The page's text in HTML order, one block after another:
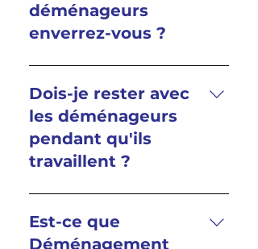
déménageurs
enverrez-vous ?
En fonction de la taille de
votre déménagement, votre
équipe de déménageurs
sera composée de 2/3/4 ou 5
personnes ! Pour un
appartement d'une ou deux
plus courante, mais nous
envoyons des équipes avec
Dois-je rester avec
les déménageurs
pendant qu'ils
travaillent ?
Vous ou quelqu'un en votre
nom (veuillez fournir le nom
et le contact avant le
Est-ce que
Déménagement